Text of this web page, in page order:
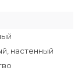
настенный